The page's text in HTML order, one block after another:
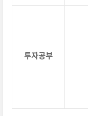
투자공부